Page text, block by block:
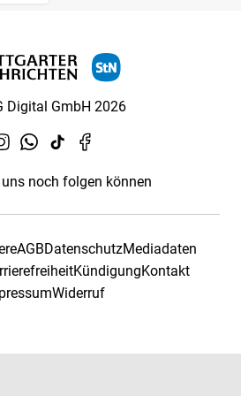
Digital GmbH 2026
noch folgen können
AGBDatenschutzMediadaten
KündigungKontakt
Widerruf